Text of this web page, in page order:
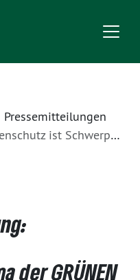
Pressemitteilungen
der GRÜNEN Landespolitik
der GRÜNEN